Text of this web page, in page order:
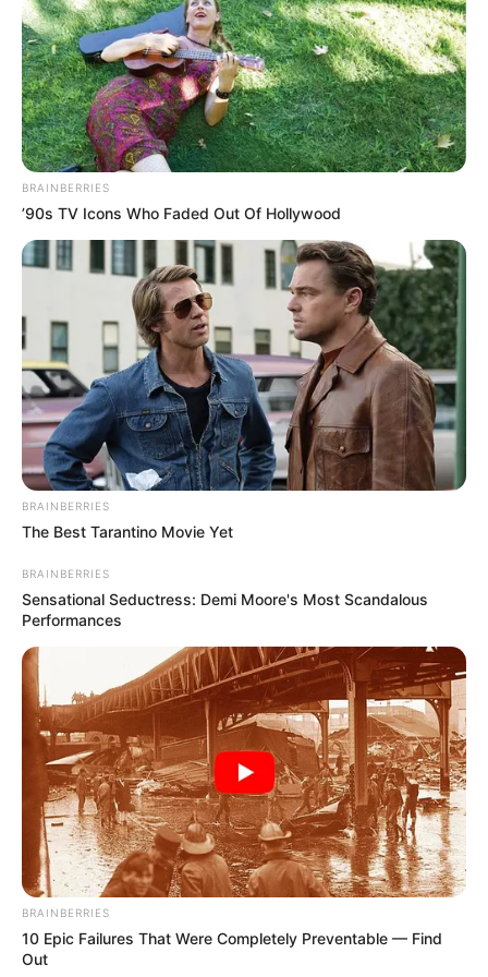
JOINT CARE
Could Everyday Habits Affect Your Joint Comfort?
JOINT CARE
Arthrologist Begs To Stop Buying Knee Braces -
Do This Instead
FORGE BODY
BRAINBERRIES
’90s TV Icons Who Faded Out Of Hollywood
BRAINBERRIES
The Best Tarantino Movie Yet
BRAINBERRIES
Sensational Seductress: Demi Moore's Most Scandalous
Performances
BRAINBERRIES
10 Epic Failures That Were Completely Preventable — Find
Out